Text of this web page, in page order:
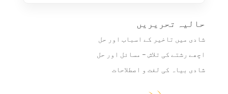
حالیہ تحریریں
شادی میں تاخیر کے اسباب اور حل
اچھے رشتے کی تلاش – مسائل اور حل
شادی بیاہ کی لغت و اصطلاحات